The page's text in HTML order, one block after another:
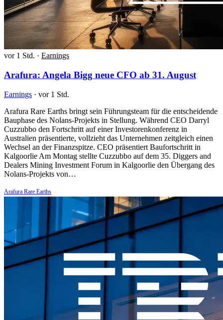
vor 1 Std. · Earnings
Arafura: Angela Bigg neue CFO ab 31. August
Earnings · vor 1 Std.
Arafura Rare Earths bringt sein Führungsteam für die entscheidende
Bauphase des Nolans-Projekts in Stellung. Während CEO Darryl
Cuzzubbo den Fortschritt auf einer Investorenkonferenz in
Australien präsentierte, vollzieht das Unternehmen zeitgleich einen
Wechsel an der Finanzspitze. CEO präsentiert Baufortschritt in
Kalgoorlie Am Montag stellte Cuzzubbo auf dem 35. Diggers and
Dealers Mining Investment Forum in Kalgoorlie den Übergang des
Nolans-Projekts von…
Arafura Rare Earths